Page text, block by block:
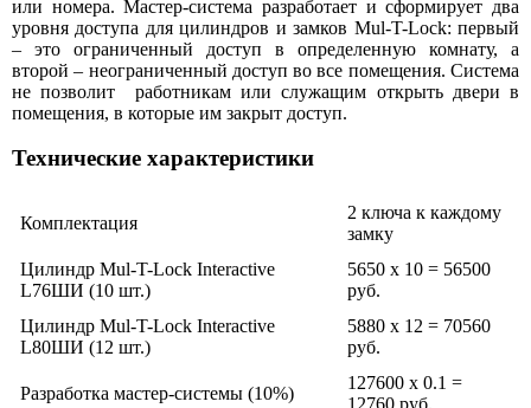
или номера. Мастер-система разработает и сформирует два
уровня доступа для цилиндров и замков Mul-T-Lock: первый
– это ограниченный доступ в определенную комнату, а
второй – неограниченный доступ во все помещения. Система
не позволит работникам или служащим открыть двери в
помещения, в которые им закрыт доступ.
Технические характеристики
Комплектация
2 ключа к каждому
замку
Цилиндр Mul-T-Lock Interactive
L76ШИ (10 шт.)
5650 х 10 = 56500
руб.
Цилиндр Mul-T-Lock Interactive
L80ШИ (12 шт.)
5880 х 12 = 70560
руб.
Разработка мастер-системы (10%)
127600 х 0.1 =
12760 руб.